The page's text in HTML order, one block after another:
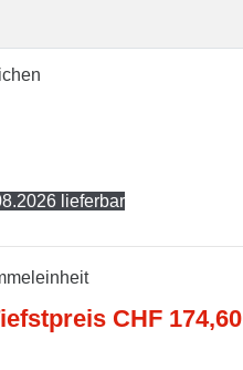
lieferbar
CHF 174,60